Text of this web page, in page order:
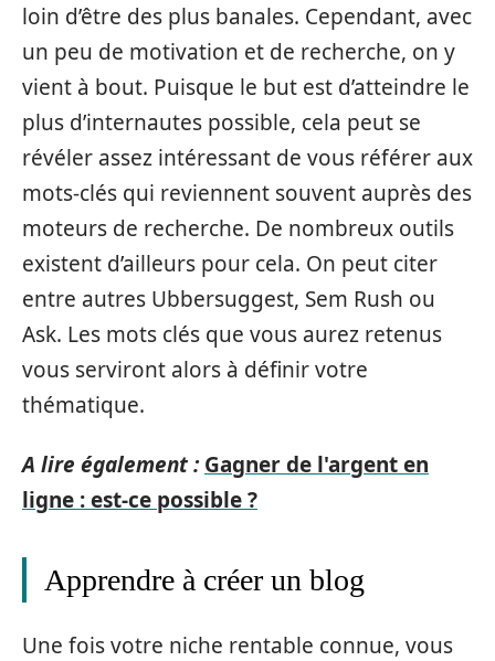
loin d’être des plus banales. Cependant, avec
un peu de motivation et de recherche, on y
vient à bout. Puisque le but est d’atteindre le
plus d’internautes possible, cela peut se
révéler assez intéressant de vous référer aux
mots-clés qui reviennent souvent auprès des
moteurs de recherche. De nombreux outils
existent d’ailleurs pour cela. On peut citer
entre autres Ubbersuggest, Sem Rush ou
Ask. Les mots clés que vous aurez retenus
vous serviront alors à définir votre
thématique.
A lire également : Gagner de l'argent en
ligne : est-ce possible ?
Apprendre à créer un blog
Une fois votre niche rentable connue, vous